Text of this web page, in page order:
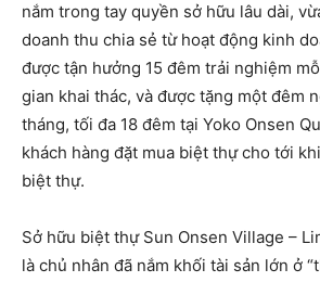
nắm trong tay quyền sở hữu lâu dài,
doanh thu chia sẻ từ hoạt động kinh
được tận hưởng 15 đêm trải nghiệm
gian khai thác, và được tặng một đêm
tháng, tối đa 18 đêm tại Yoko Onsen
khách hàng đặt mua biệt thự cho tới
biệt thự.
Sở hữu biệt thự Sun Onsen Village –
là chủ nhân đã nắm khối tài sản lớn ở